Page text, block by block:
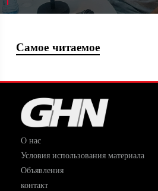
Самое читаемое
О нас
Условия использования материала
Объявления
контакт